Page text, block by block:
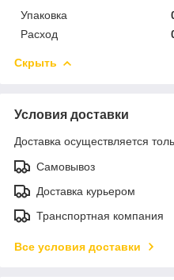
Упаковка
Расход
Скрыть
Условия доставки
Доставка осуществляется
Самовывоз
Доставка курьером
Транспортная компания
Все условия доставки